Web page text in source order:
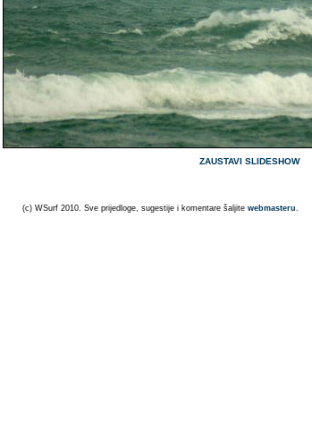
ZAUSTAVI SLIDESHOW
(c) WSurf 2010. Sve prijedloge, sugestije i komentare šaljite webmasteru